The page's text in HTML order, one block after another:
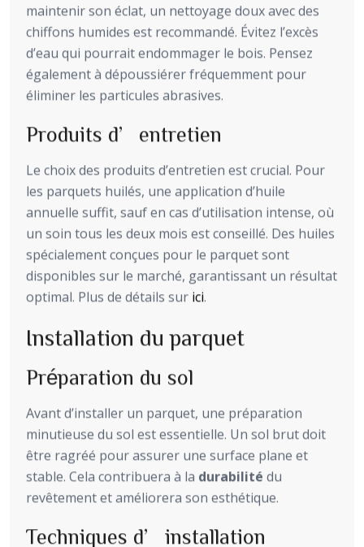
maintenir son éclat, un nettoyage doux avec des
chiffons humides est recommandé. Évitez l’excès
d’eau qui pourrait endommager le bois. Pensez
également à dépoussiérer fréquemment pour
éliminer les particules abrasives.
Produits d’entretien
Le choix des produits d’entretien est crucial. Pour
les parquets huilés, une application d’huile
annuelle suffit, sauf en cas d’utilisation intense, où
un soin tous les deux mois est conseillé. Des huiles
spécialement conçues pour le parquet sont
disponibles sur le marché, garantissant un résultat
optimal. Plus de détails sur ici.
Installation du parquet
Préparation du sol
Avant d’installer un parquet, une préparation
minutieuse du sol est essentielle. Un sol brut doit
être ragréé pour assurer une surface plane et
stable. Cela contribuera à la durabilité du
revêtement et améliorera son esthétique.
Techniques d’installation